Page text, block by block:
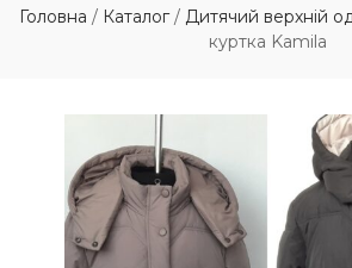
Головна / Каталог / Дитячий верхній
куртка Kamila